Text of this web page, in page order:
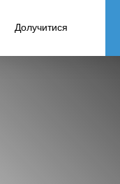
Долучитися